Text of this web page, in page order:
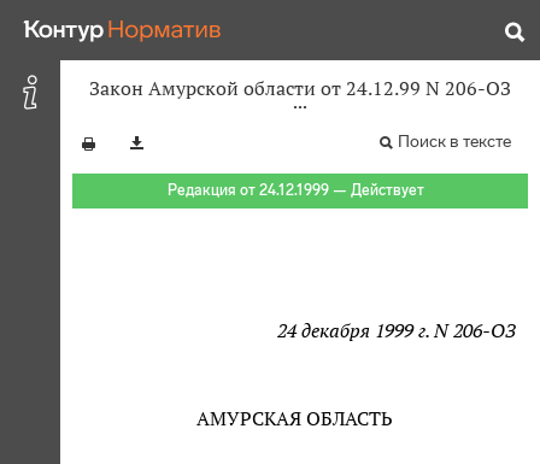
Закон Амурской области от 24.12.99 N 206-ОЗ
Поиск в тексте
Редакция от 24.12.1999 — Действует
24 декабря 1999 г. N 206-ОЗ
АМУРСКАЯ ОБЛАСТЬ